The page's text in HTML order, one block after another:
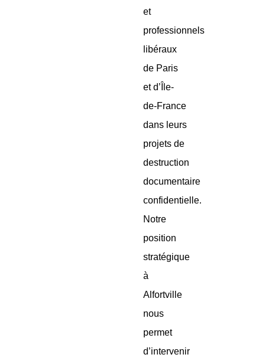
et
professionnels
libéraux
de Paris
et d’Île-
de-France
dans leurs
projets de
destruction
documentaire
confidentielle.
Notre
position
stratégique
à
Alfortville
nous
permet
d’intervenir